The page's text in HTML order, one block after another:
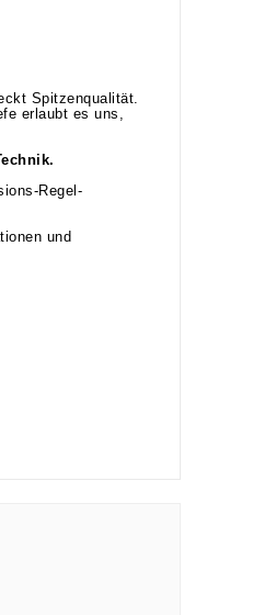
Spitzenqualität.
erlaubt es uns,
Regel-
und